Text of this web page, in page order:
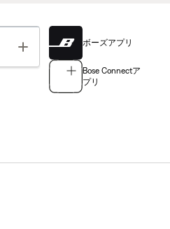
Toggle ボーズアプリ
Bose Connectア
プリ